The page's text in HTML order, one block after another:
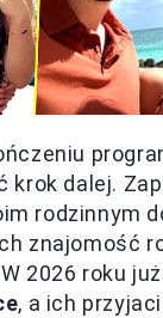
krok dalej.
rodzinnym
znajomość
2026 roku
, a ich